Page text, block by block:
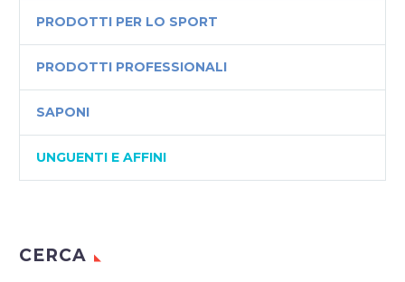
PRODOTTI PER LO SPORT
PRODOTTI PROFESSIONALI
SAPONI
UNGUENTI E AFFINI
CERCA